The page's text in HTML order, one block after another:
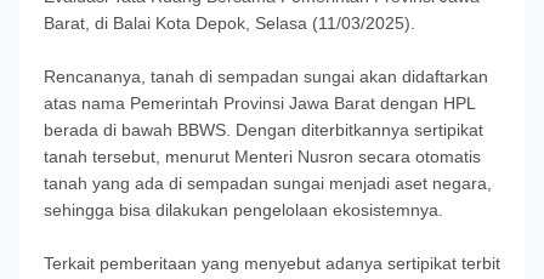
Barat, di Balai Kota Depok, Selasa (11/03/2025).
Rencananya, tanah di sempadan sungai akan didaftarkan
atas nama Pemerintah Provinsi Jawa Barat dengan HPL
berada di bawah BBWS. Dengan diterbitkannya sertipikat
tanah tersebut, menurut Menteri Nusron secara otomatis
tanah yang ada di sempadan sungai menjadi aset negara,
sehingga bisa dilakukan pengelolaan ekosistemnya.
Terkait pemberitaan yang menyebut adanya sertipikat terbit